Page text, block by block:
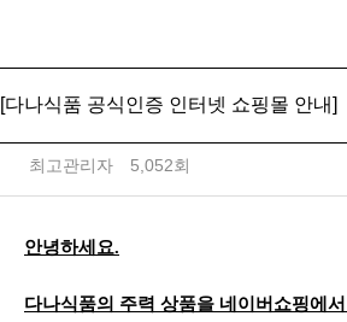
[다나식품 공식인증 인터넷 쇼핑몰 안내]
최고관리자 5,052회
안녕하세요.
다나식품의 주력 상품을 네이버쇼핑에